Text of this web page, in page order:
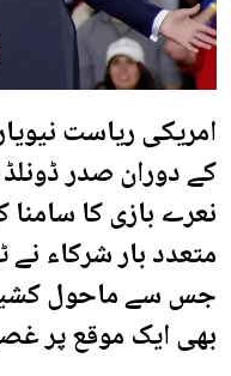
امریکی ریاست
کے دوران صدر
نعرے بازی کا سامنا
متعدد بار شرکاء
جس سے ماحول
بھی ایک موقع پر